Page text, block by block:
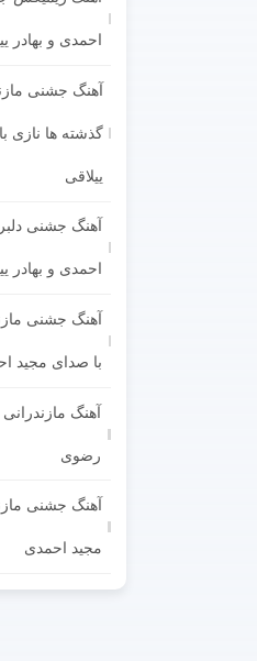
احمدی و بهادر
آهنگ جشنی
گذشته ها نازی
ییلاقی
آهنگ جشنی
احمدی و بهادر
آهنگ جشنی
با صدای مجید
آهنگ
رضوی
آهنگ جشنی
مجید احمدی